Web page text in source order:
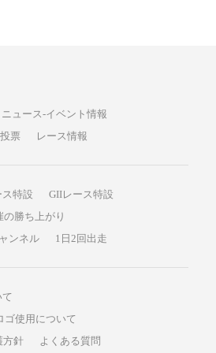
ニュース-イベント情報
票 レース情報
特設
GIIレース特設
の勝ち上がり
ンネル 1日2回出走
ゴ使用について
方針 よくある質問